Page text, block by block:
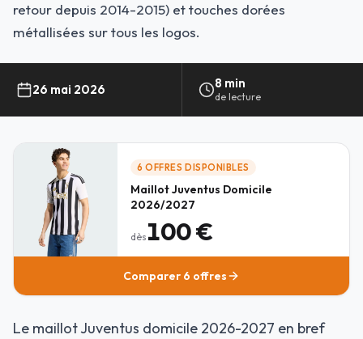
retour depuis 2014-2015) et touches dorées
métallisées sur tous les logos.
26 mai 2026 8 min
de lecture
6 OFFRES DISPONIBLES
Maillot Juventus Domicile
2026/2027
dès 100 €
Comparer 6 offres
Le maillot Juventus domicile 2026-2027 en bref